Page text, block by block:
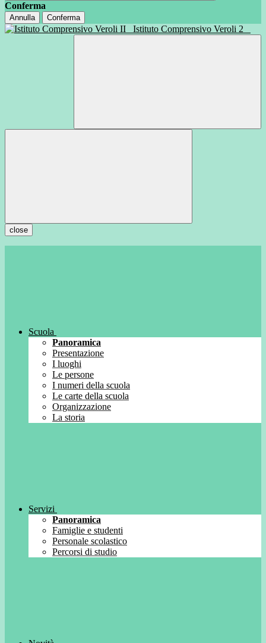
Conferma
Annulla Conferma
Istituto Comprensivo Veroli 2
close
Scuola
Panoramica
Presentazione
I luoghi
Le persone
I numeri della scuola
Le carte della scuola
Organizzazione
La storia
Servizi
Panoramica
Famiglie e studenti
Personale scolastico
Percorsi di studio